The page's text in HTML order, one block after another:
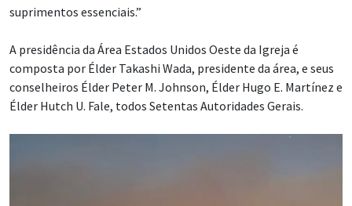
suprimentos essenciais.”
A presidência da Área Estados Unidos Oeste da Igreja é
composta por Élder Takashi Wada, presidente da área, e seus
conselheiros Élder Peter M. Johnson, Élder Hugo E. Martínez e
Élder Hutch U. Fale, todos Setentas Autoridades Gerais.